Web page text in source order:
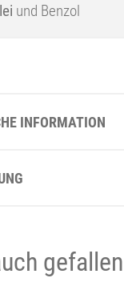
und Benzol
INFORMATION